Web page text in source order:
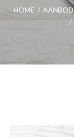
HOME / AANBOD
/